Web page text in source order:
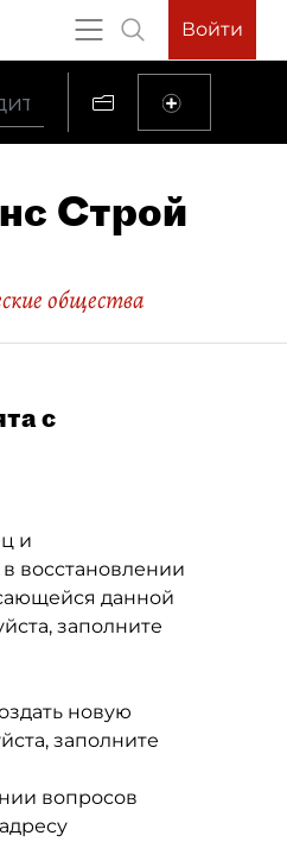
Войти
Строй
общества
с
и
восстановлении
данной
заполните
новую
заполните
вопросов